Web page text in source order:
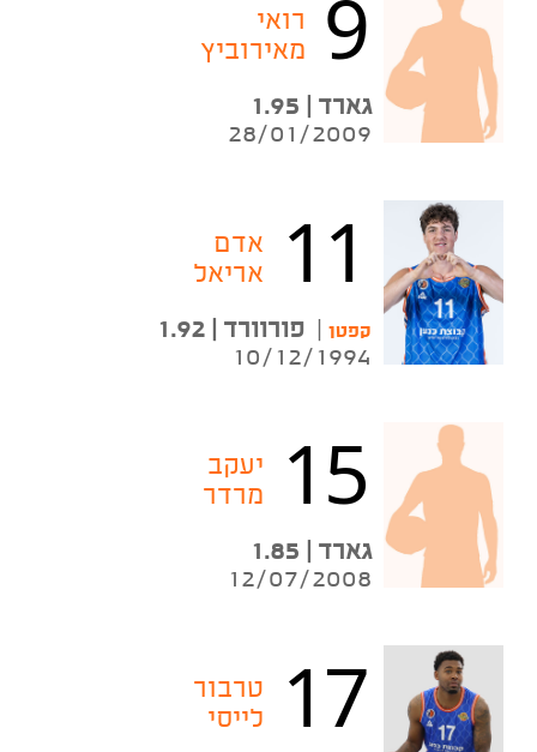
9
רואי
מאירוביץ
גארד | 1.95
28/01/2009
11
אדם
אריאל
קפטן |פורוורד | 1.92
10/12/1994
15
יעקב
מרדר
גארד | 1.85
12/07/2008
17
טרבור
לייסי